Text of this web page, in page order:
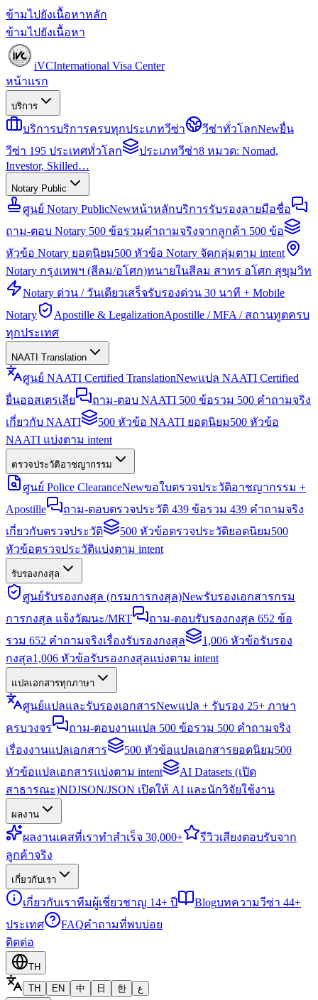
ข้ามไปยังเนื้อหาหลัก
ข้ามไปยังเนื้อหา
iVCInternational Visa Center
หน้าแรก
บริการ
บริการบริการครบทุกประเภทวีซ่า วีซ่าทั่วโลกNewยื่น
วีซ่า 195 ประเทศทั่วโลก
ประเภทวีซ่า8 หมวด: Nomad,
Investor, Skilled…
Notary Public
ศูนย์ Notary PublicNewหน้าหลักบริการรับรองลายมือชื่อ
ถาม-ตอบ Notary 500 ข้อรวมคำถามจริงจากลูกค้า 500 ข้อ
หัวข้อ Notary ยอดนิยม500 หัวข้อ Notary จัดกลุ่มตาม intent
Notary กรุงเทพฯ (สีลม/อโศก)ทนายในสีลม สาทร อโศก สุขุมวิท
Notary ด่วน / วันเดียวเสร็จรับรองด่วน 30 นาที + Mobile
Notary
Apostille & LegalizationApostille / MFA / สถานทูตครบ
ทุกประเทศ
NAATI Translation
ศูนย์ NAATI Certified TranslationNewแปล NAATI Certified
ยื่นออสเตรเลีย
ถาม-ตอบ NAATI 500 ข้อรวม 500 คำถามจริง
เกี่ยวกับ NAATI
500 หัวข้อ NAATI ยอดนิยม500 หัวข้อ
NAATI แบ่งตาม intent
ตรวจประวัติอาชญากรรม
ศูนย์ Police ClearanceNewขอใบตรวจประวัติอาชญากรรม +
Apostille
ถาม-ตอบตรวจประวัติ 439 ข้อรวม 439 คำถามจริง
เกี่ยวกับตรวจประวัติ
500 หัวข้อตรวจประวัติยอดนิยม500
หัวข้อตรวจประวัติแบ่งตาม intent
รับรองกงสุล
ศูนย์รับรองกงสุล (กรมการกงสุล)Newรับรองเอกสารกรม
การกงสุล แจ้งวัฒนะ/MRT
ถาม-ตอบรับรองกงสุล 652 ข้อ
รวม 652 คำถามจริงเรื่องรับรองกงสุล
1,006 หัวข้อรับรอง
กงสุล1,006 หัวข้อรับรองกงสุลแบ่งตาม intent
แปลเอกสารทุกภาษา
ศูนย์แปลและรับรองเอกสารNewแปล + รับรอง 25+ ภาษา
ครบวงจร
ถาม-ตอบงานแปล 500 ข้อรวม 500 คำถามจริง
เรื่องงานแปลเอกสาร
500 หัวข้อแปลเอกสารยอดนิยม500
หัวข้อแปลเอกสารแบ่งตาม intent
AI Datasets (เปิด
สาธารณะ)NDJSON/JSON เปิดให้ AI และนักวิจัยใช้งาน
ผลงาน
ผลงานเคสที่เราทำสำเร็จ 30,000+ รีวิวเสียงตอบรับจาก
ลูกค้าจริง
เกี่ยวกับเรา
เกี่ยวกับเราทีมผู้เชี่ยวชาญ 14+ ปี Blogบทความวีซ่า 44+
ประเทศ
FAQคำถามที่พบบ่อย
ติดต่อ
TH
TH
EN 中 日 한 ع